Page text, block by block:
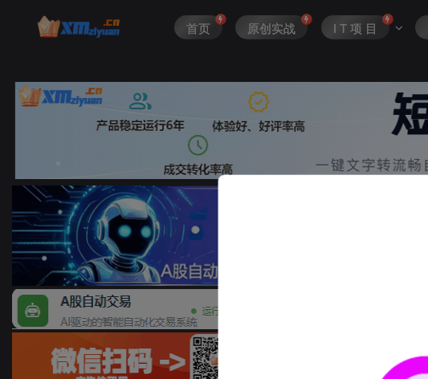
首页 原创实战 I T 项 目